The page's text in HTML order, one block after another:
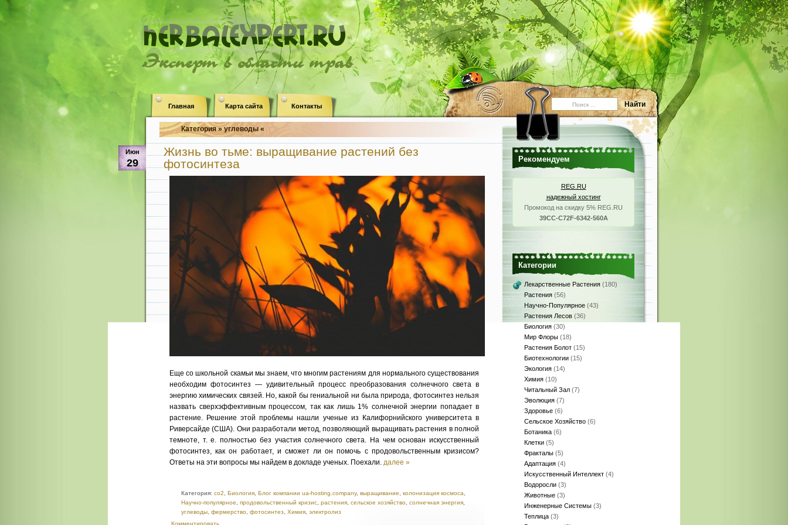
Эксперт в области трав
Главная Карта сайта Контакты
Категория » углеводы «
Июн
29
Жизнь во тьме: выращивание растений без
фотосинтеза
Еще со школьной скамьи мы знаем, что многим растениям для нормального существования
необходим фотосинтез — удивительный процесс преобразования солнечного света в
энергию химических связей. Но, какой бы гениальной ни была природа, фотосинтез нельзя
назвать сверхэффективным процессом, так как лишь 1% солнечной энергии попадает в
растение. Решение этой проблемы нашли ученые из Калифорнийского университета в
Риверсайде (США). Они разработали метод, позволяющий выращивать растения в полной
темноте, т. е. полностью без участия солнечного света. На чем основан искусственный
фотосинтез, как он работает, и сможет ли он помочь с продовольственным кризисом?
Ответы на эти вопросы мы найдем в докладе ученых. Поехали. далее »
Категория: co2 Биология Блог компании ua-hosting.company, выращивание колонизация космоса
Научно-популярное
продовольственный кризис растения сельское хозяйство солнечная энергия
углеводы фермерство фотосинтез Химия электролиз
Комментировать
Рекомендуем
REG.RU
надежный хостинг
Промокод на скидку 5% REG.RU
39CC-C72F-6342-560A
Категории
Лекарственные Растения (180)
Растения (56)
Научно-Популярное (43)
Растения Лесов (36)
Биология (30)
Мир Флоры (18)
Растения Болот (15)
Биотехнологии (15)
Экология (14)
Химия (10)
Читальный Зал (7)
Эволюция (7)
Здоровье (6)
Сельское Хозяйство (6)
Ботаника (6)
Клетки (5)
Фракталы (5)
Адаптация (4)
Искусственный Интеллект (4)
Водоросли (3)
Животные (3)
Инженерные Системы (3)
Теплица (3)